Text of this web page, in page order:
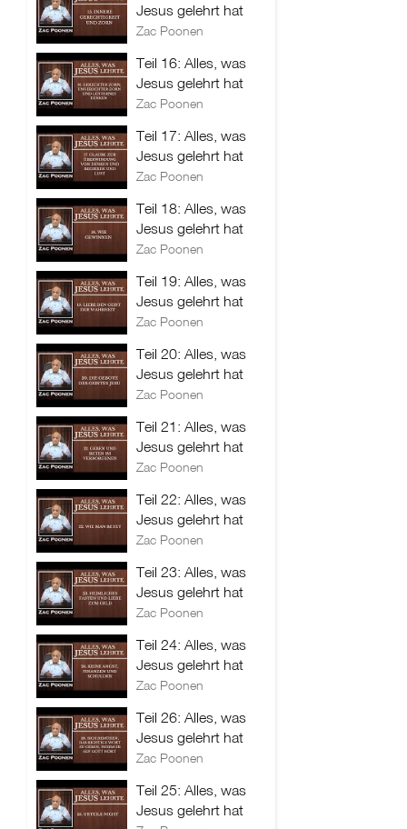
Jesus gelehrt hat
Zac Poonen
Teil 16: Alles, was
Jesus gelehrt hat
Zac Poonen
Teil 17: Alles, was
Jesus gelehrt hat
Zac Poonen
Teil 18: Alles, was
Jesus gelehrt hat
Zac Poonen
Teil 19: Alles, was
Jesus gelehrt hat
Zac Poonen
Teil 20: Alles, was
Jesus gelehrt hat
Zac Poonen
Teil 21: Alles, was
Jesus gelehrt hat
Zac Poonen
Teil 22: Alles, was
Jesus gelehrt hat
Zac Poonen
Teil 23: Alles, was
Jesus gelehrt hat
Zac Poonen
Teil 24: Alles, was
Jesus gelehrt hat
Zac Poonen
Teil 26: Alles, was
Jesus gelehrt hat
Zac Poonen
Teil 25: Alles, was
Jesus gelehrt hat